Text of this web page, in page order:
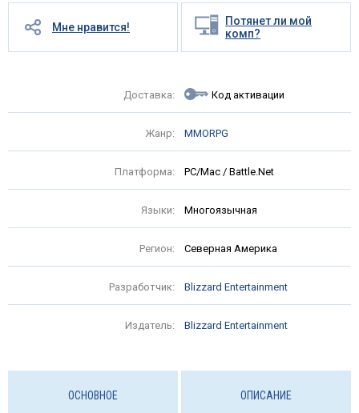
Мне нравится!
Потянет ли мой
комп?
Доставка: Код активации
Жанр: MMORPG
Платформа: PC/Mac / Battle.Net
Языки: Многоязычная
Регион: Северная Америка
Разработчик: Blizzard Entertainment
Издатель: Blizzard Entertainment
ОСНОВНОЕ ОПИСАНИЕ